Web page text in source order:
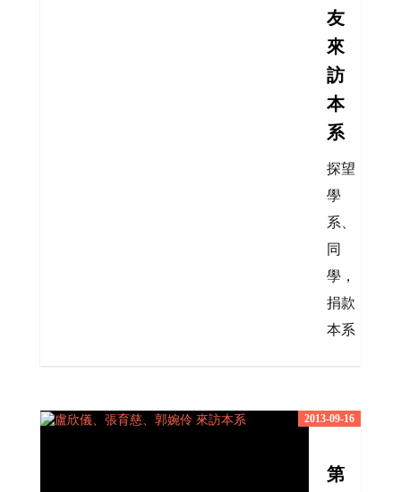
友
來
訪
本
系
探望
學
系、
同
學，
捐款
本系
2013-09-16
第